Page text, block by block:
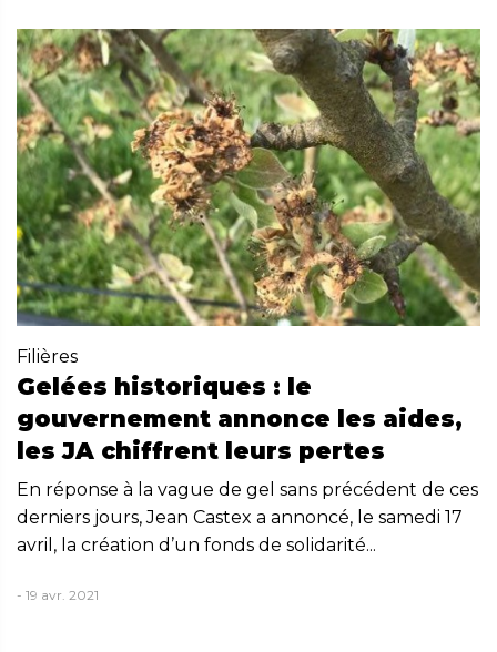
Filières
Gelées historiques : le
gouvernement annonce les aides,
les JA chiffrent leurs pertes
En réponse à la vague de gel sans précédent de ces
derniers jours, Jean Castex a annoncé, le samedi 17
avril, la création d’un fonds de solidarité...
- 19 avr. 2021